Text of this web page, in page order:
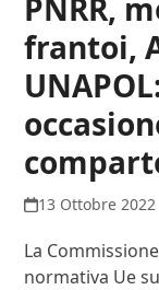
PNRR,
frantoi,
13 Ottobre 2022
La
normativa Ue